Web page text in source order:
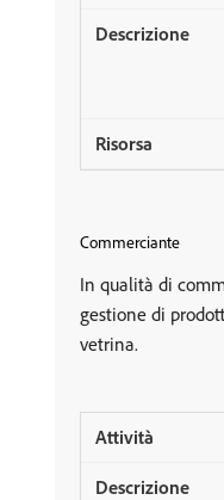
Commerciante
In qualità di
gestione di
vetrina.